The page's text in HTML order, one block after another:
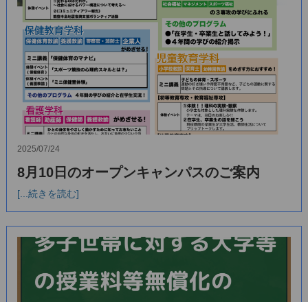
2025/07/24
8月10日のオープンキャンパスのご案内
[...続きを読む]